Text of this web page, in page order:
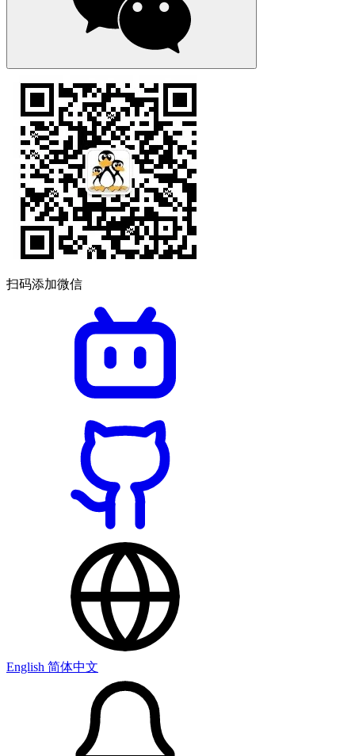
扫码添加微信
English 简体中文